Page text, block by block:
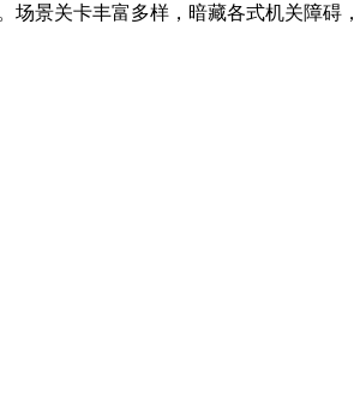
景关卡丰富多样，暗藏各式机关障